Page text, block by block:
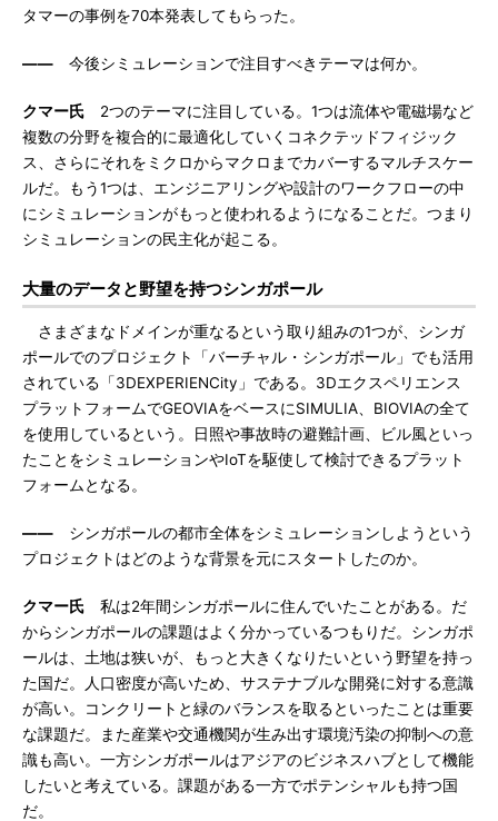
タマーの事例を70本発表してもらった。
―― 今後シミュレーションで注目すべきテーマは何か。
クマー氏 2つのテーマに注目している。1つは流体や電磁場など
複数の分野を複合的に最適化していくコネクテッドフィジック
ス、さらにそれをミクロからマクロまでカバーするマルチスケー
ルだ。もう1つは、エンジニアリングや設計のワークフローの中
にシミュレーションがもっと使われるようになることだ。つまり
シミュレーションの民主化が起こる。
大量のデータと野望を持つシンガポール
さまざまなドメインが重なるという取り組みの1つが、シンガ
ポールでのプロジェクト「バーチャル・シンガポール」でも活用
されている「3DEXPERIENCity」である。3Dエクスペリエンス
プラットフォームでGEOVIAをベースにSIMULIA、BIOVIAの全て
を使用しているという。日照や事故時の避難計画、ビル風といっ
たことをシミュレーションやIoTを駆使して検討できるプラット
フォームとなる。
―― シンガポールの都市全体をシミュレーションしようという
プロジェクトはどのような背景を元にスタートしたのか。
クマー氏 私は2年間シンガポールに住んでいたことがある。だ
からシンガポールの課題はよく分かっているつもりだ。シンガポ
ールは、土地は狭いが、もっと大きくなりたいという野望を持っ
た国だ。人口密度が高いため、サステナブルな開発に対する意識
が高い。コンクリートと緑のバランスを取るといったことは重要
な課題だ。また産業や交通機関が生み出す環境汚染の抑制への意
識も高い。一方シンガポールはアジアのビジネスハブとして機能
したいと考えている。課題がある一方でポテンシャルも持つ国
だ。